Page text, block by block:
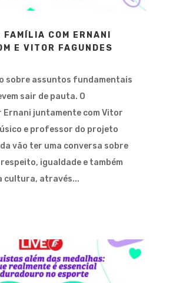
COM ERNANI
E VITOR FAGUNDES
sobre assuntos fundamentais
sair de pauta. O
Ernani juntamente com Vitor
e professor do projeto
vão ter uma conversa sobre
igualdade e também
cultura, através...